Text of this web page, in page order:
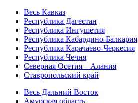
Весь Кавказ
Республика Дагестан
Республика Ингушетия
Республика Кабардино-Балкария
Республика Карачаево-Черкесия
Республика Чечня
Северная Осетия – Алания
Ставропольский край
Весь Дальний Восток
Амурская область